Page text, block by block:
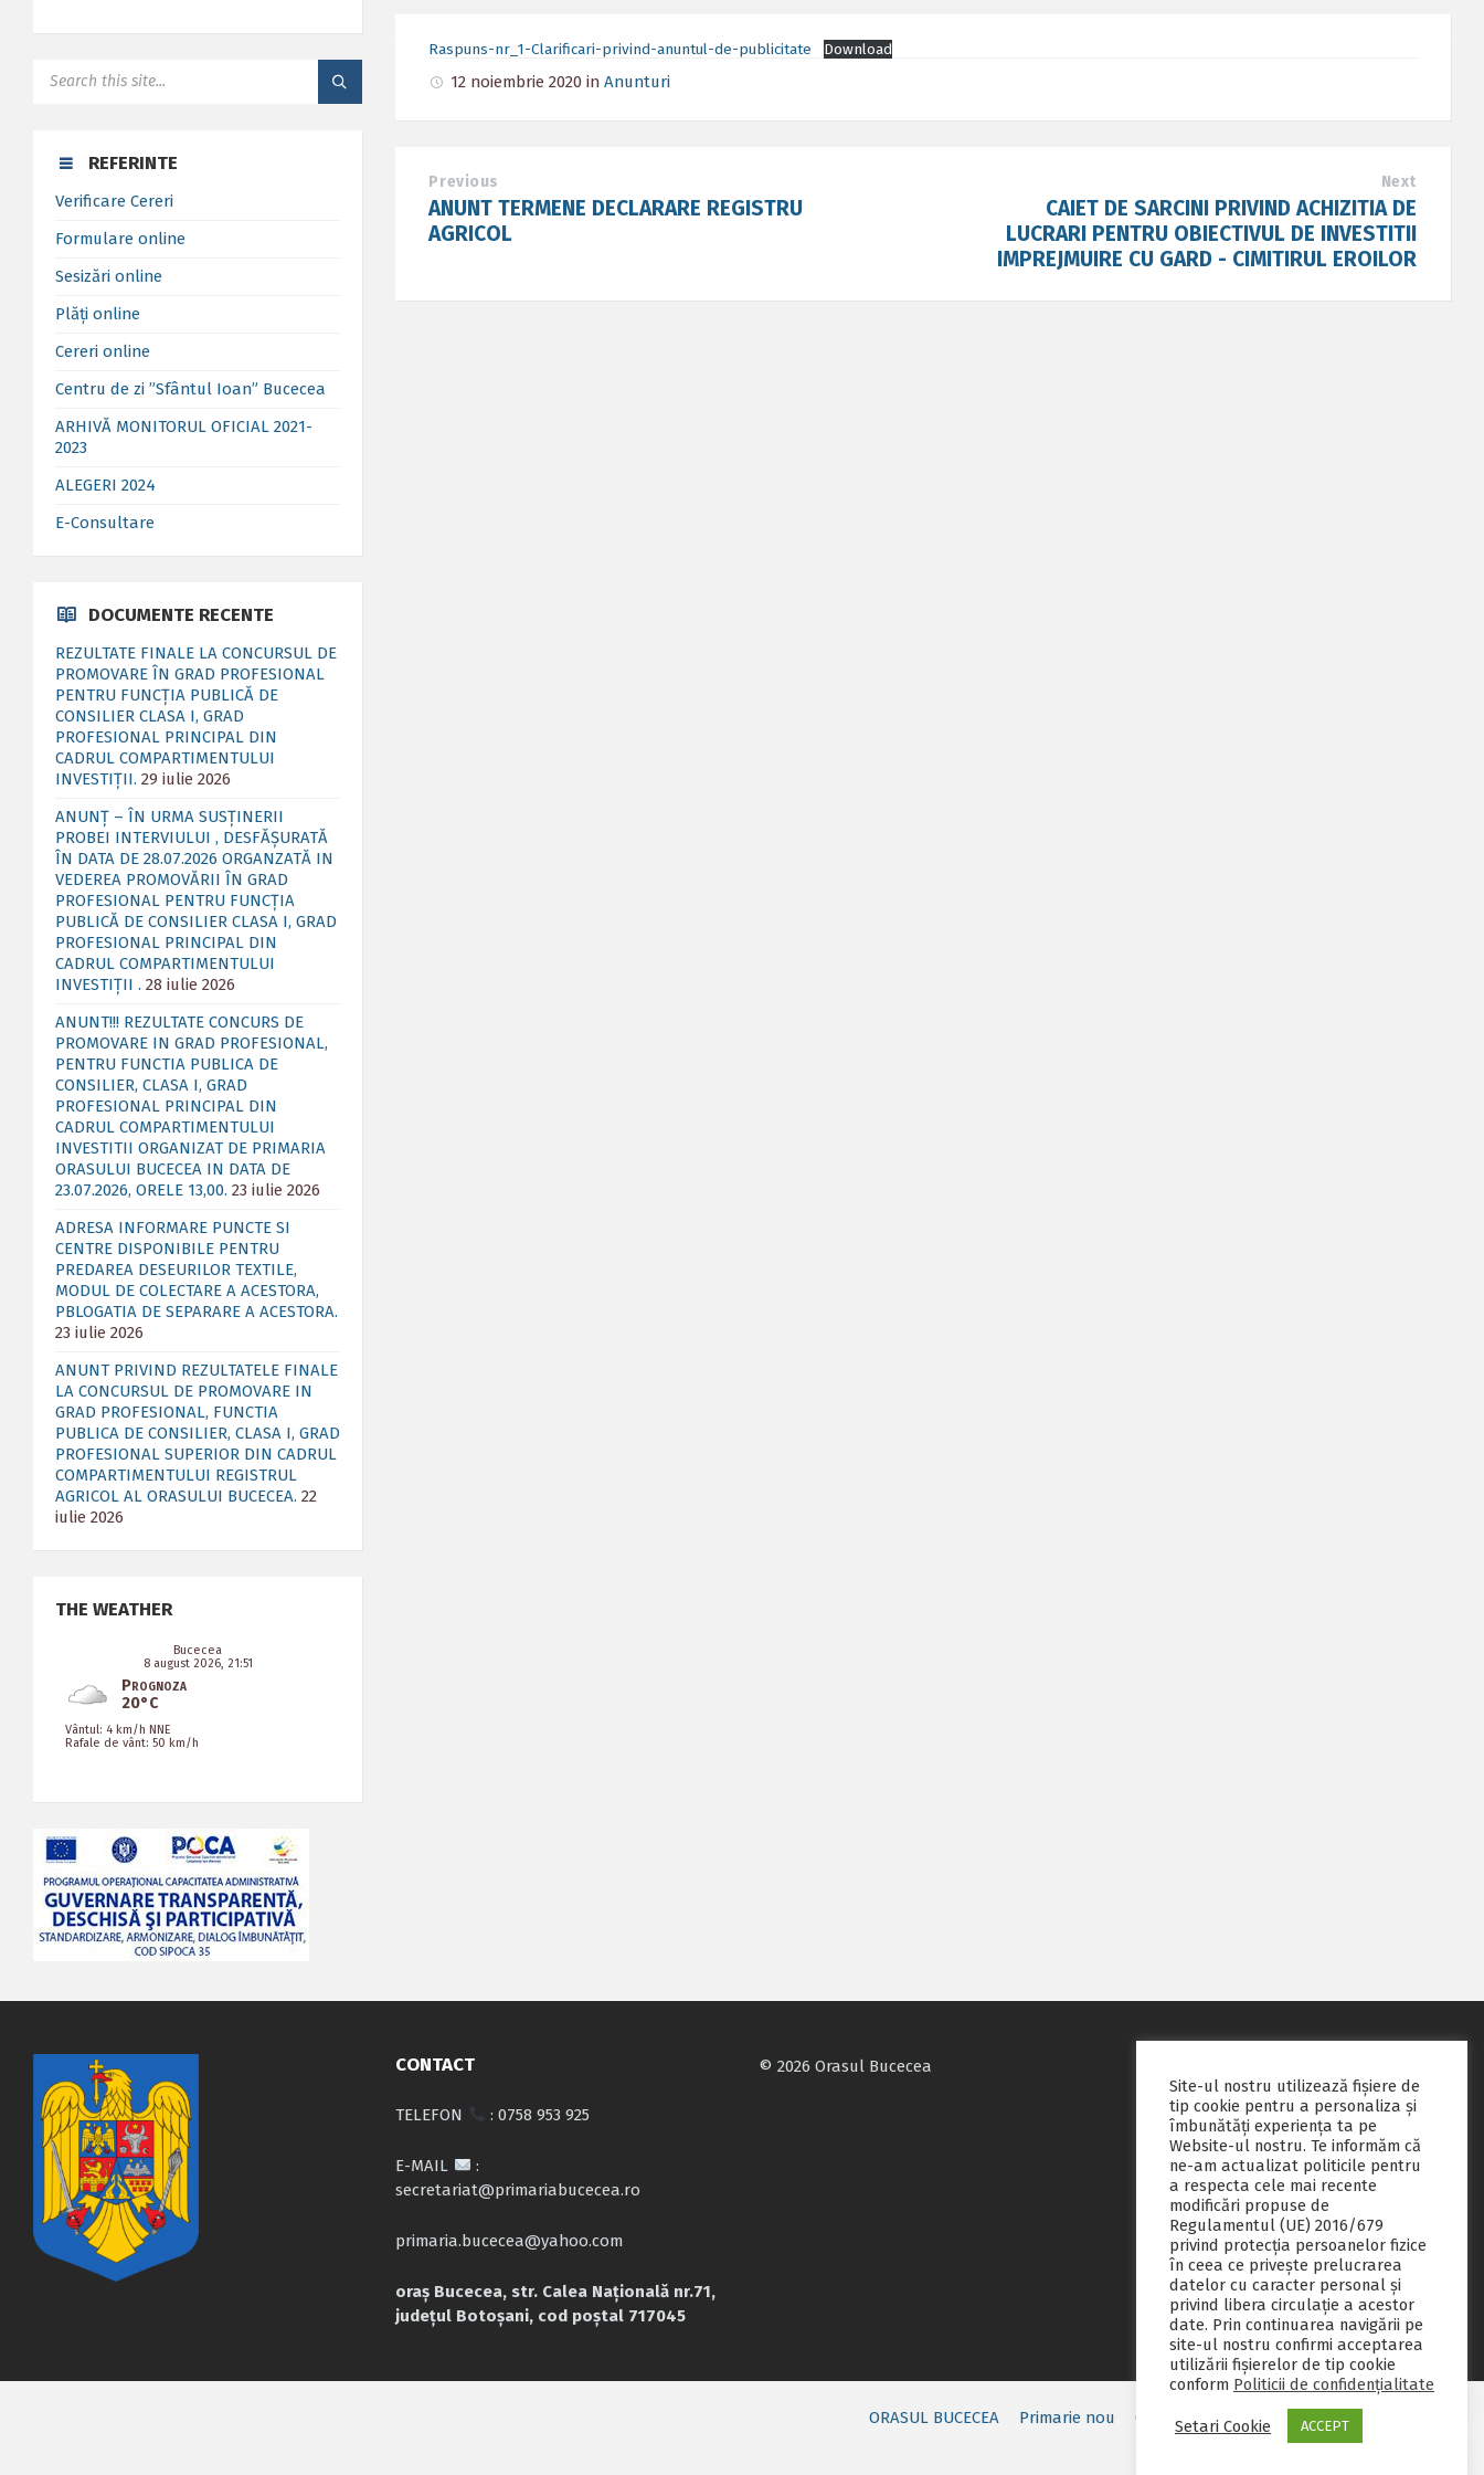
Raspuns-nr_1-Clarificari-privind-anuntul-de-publicitate Download
12 noiembrie 2020inAnunturi
Previous
ANUNT TERMENE DECLARARE REGISTRU
AGRICOL
Next
CAIET DE SARCINI PRIVIND ACHIZITIA DE
LUCRARI PENTRU OBIECTIVUL DE INVESTITII
IMPREJMUIRE CU GARD - CIMITIRUL EROILOR
REFERINTE
Verificare Cereri
Formulare online
Sesizări online
Plăți online
Cereri online
Centru de zi ”Sfântul Ioan” Bucecea
ARHIVĂ MONITORUL OFICIAL 2021-
2023
ALEGERI 2024
E-Consultare
DOCUMENTE RECENTE
REZULTATE FINALE LA CONCURSUL DE
PROMOVARE ÎN GRAD PROFESIONAL
PENTRU FUNCȚIA PUBLICĂ DE
CONSILIER CLASA I, GRAD
PROFESIONAL PRINCIPAL DIN
CADRUL COMPARTIMENTULUI
INVESTIȚII. 29 iulie 2026
ANUNȚ – ÎN URMA SUSȚINERII
PROBEI INTERVIULUI , DESFĂȘURATĂ
ÎN DATA DE 28.07.2026 ORGANZATĂ IN
VEDEREA PROMOVĂRII ÎN GRAD
PROFESIONAL PENTRU FUNCȚIA
PUBLICĂ DE CONSILIER CLASA I, GRAD
PROFESIONAL PRINCIPAL DIN
CADRUL COMPARTIMENTULUI
INVESTIȚII . 28 iulie 2026
ANUNT!!! REZULTATE CONCURS DE
PROMOVARE IN GRAD PROFESIONAL,
PENTRU FUNCTIA PUBLICA DE
CONSILIER, CLASA I, GRAD
PROFESIONAL PRINCIPAL DIN
CADRUL COMPARTIMENTULUI
INVESTITII ORGANIZAT DE PRIMARIA
ORASULUI BUCECEA IN DATA DE
23.07.2026, ORELE 13,00. 23 iulie 2026
ADRESA INFORMARE PUNCTE SI
CENTRE DISPONIBILE PENTRU
PREDAREA DESEURILOR TEXTILE,
MODUL DE COLECTARE A ACESTORA,
PBLOGATIA DE SEPARARE A ACESTORA.
23 iulie 2026
ANUNT PRIVIND REZULTATELE FINALE
LA CONCURSUL DE PROMOVARE IN
GRAD PROFESIONAL, FUNCTIA
PUBLICA DE CONSILIER, CLASA I, GRAD
PROFESIONAL SUPERIOR DIN CADRUL
COMPARTIMENTULUI REGISTRUL
AGRICOL AL ORASULUI BUCECEA. 22
iulie 2026
THE WEATHER
Bucecea
8 august 2026, 21:51
Prognoza
20°C
Vântul: 4 km/h NNE
Rafale de vânt: 50 km/h
CONTACT
TELEFON : 0758 953 925
E-MAIL
:
secretariat@primariabucecea.ro
primaria.bucecea@yahoo.com
oraș Bucecea, str. Calea Națională nr.71,
județul Botoșani, cod poștal 717045
© 2026 Orasul Bucecea
ORASUL BUCECEA Primarie nou Consiliul local Servicii publice
Monitorul oficial local
Site-ul nostru utilizează fişiere de
tip cookie pentru a personaliza și
îmbunătăți experiența ta pe
Website-ul nostru. Te informăm că
ne-am actualizat politicile pentru
a respecta cele mai recente
modificări propuse de
Regulamentul (UE) 2016/679
privind protecția persoanelor fizice
în ceea ce privește prelucrarea
datelor cu caracter personal și
privind libera circulație a acestor
date. Prin continuarea navigării pe
site-ul nostru confirmi acceptarea
utilizării fişierelor de tip cookie
conform Politicii de confidențialitate
Setari Cookie ACCEPT